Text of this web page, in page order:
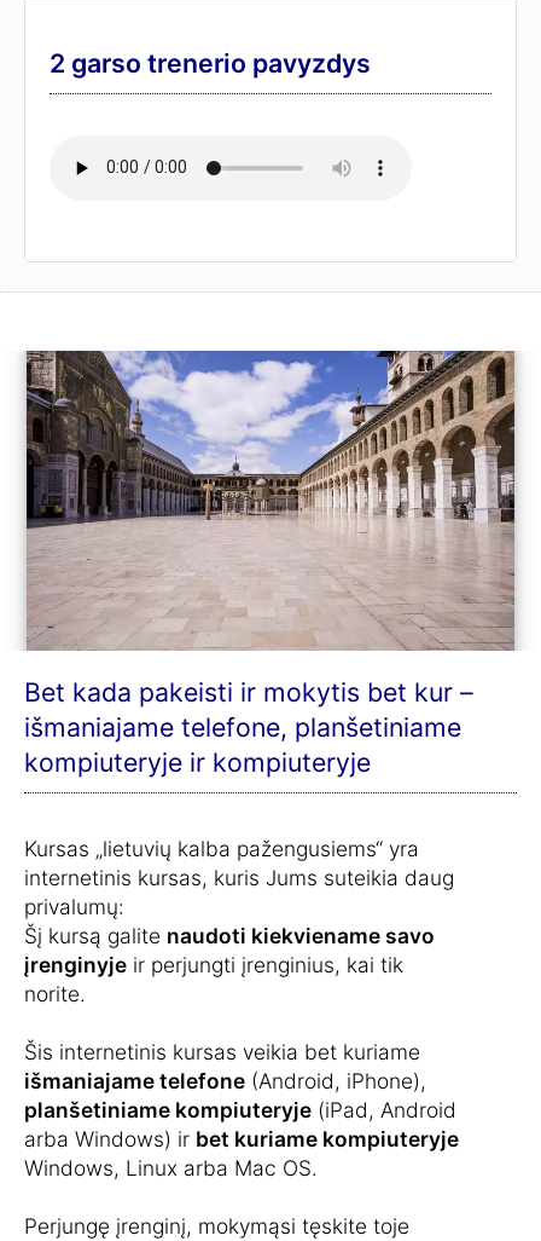
2 garso trenerio pavyzdys
Bet kada pakeisti ir mokytis bet kur –
išmaniajame telefone, planšetiniame
kompiuteryje ir kompiuteryje
Kursas „lietuvių kalba pažengusiems“ yra
internetinis kursas, kuris Jums suteikia daug
privalumų:
Šį kursą galite naudoti kiekviename savo
įrenginyje ir perjungti įrenginius, kai tik
norite.
Šis internetinis kursas veikia bet kuriame
išmaniajame telefone (Android, iPhone),
planšetiniame kompiuteryje (iPad, Android
arba Windows) ir bet kuriame kompiuteryje
Windows, Linux arba Mac OS.
Perjungę įrenginį, mokymąsi tęskite toje